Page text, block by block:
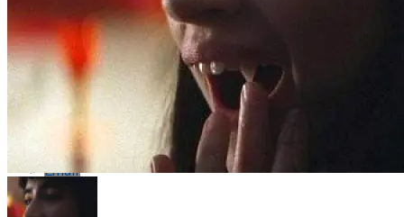
Pinterest
Whatsapp
Whatsapp
Email